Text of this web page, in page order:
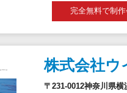
完全無料で制
株式会社ウ
〒231-0012神奈川県